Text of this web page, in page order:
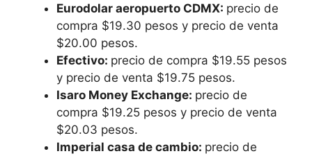
Eurodolar aeropuerto CDMX: precio de
compra $19.30 pesos y precio de venta
$20.00 pesos.
Efectivo: precio de compra $19.55 pesos
y precio de venta $19.75 pesos.
Isaro Money Exchange: precio de
compra $19.25 pesos y precio de venta
$20.03 pesos.
Imperial casa de cambio: precio de